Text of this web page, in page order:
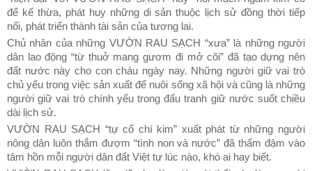
để kế thừa, phát huy những di sản thuộc lịch sử đồng thời tiếp
nối, phát triển thành tài sản của tương lai.
Chủ nhân của những VƯỜN RAU SẠCH “xưa” là những người
dân lao động “từ thuở mang gươm đi mở cõi” đã tạo dựng nên
đất nước này cho con cháu ngày nay. Những người giữ vai trò
chủ yếu trong việc sản xuất để nuôi sống xã hội và cũng là những
người giữ vai trò chính yếu trong đấu tranh giữ nước suốt chiều
dài lịch sử.
VƯỜN RAU SẠCH “tự cổ chí kim” xuất phát từ những người
nông dân luôn thắm đượm “tình non và nước” đã thấm đậm vào
tâm hồn mỗi người dân đất Việt tự lúc nào, khó ai hay biết.